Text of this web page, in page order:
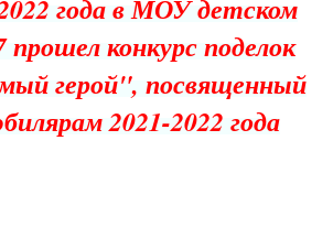
года в МОУ детском
конкурс поделок
герой", посвященный
2021-2022 года